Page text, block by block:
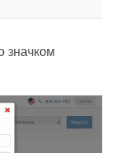
значком